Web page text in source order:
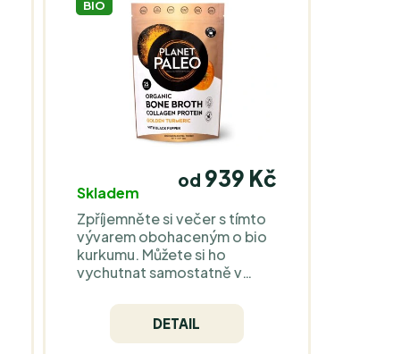
BIO
Skladem
od 939 Kč
Zpříjemněte si večer s tímto
vývarem obohaceným o bio
kurkumu. Můžete si ho
vychutnat samostatně v
polévek či jiných pokrmů,
vyžadujících vývar jako
základ - chuť nijak výrazně
DETAIL